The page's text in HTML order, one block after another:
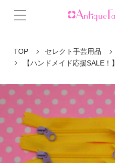
TOP セレクト手芸用品
【ハンドメイド応援SALE！】